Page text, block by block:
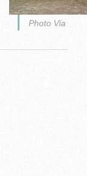
Photo Via